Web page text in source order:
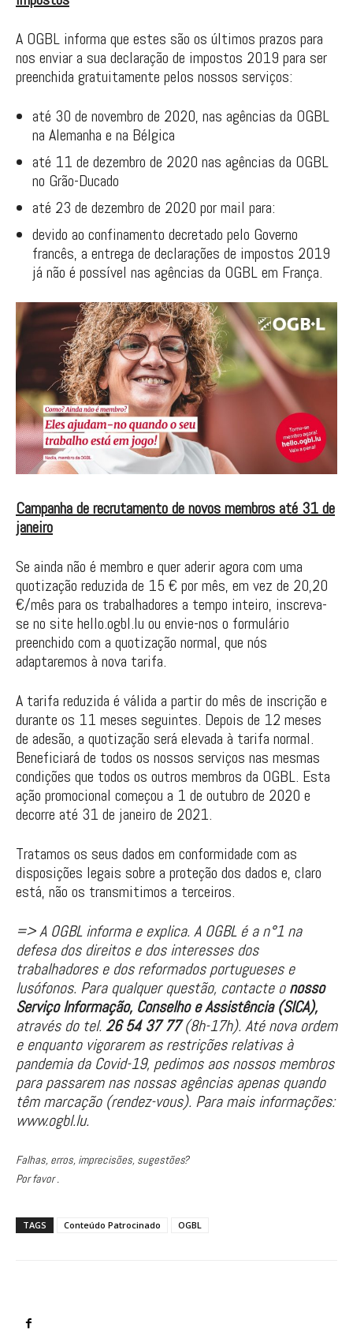
A OGBL informa que estes são os últimos prazos para
nos enviar a sua declaração de impostos 2019 para ser
preenchida gratuitamente pelos nossos serviços:
até 30 de novembro de 2020, nas agências da OGBL
na Alemanha e na Bélgica
até 11 de dezembro de 2020 nas agências da OGBL
no Grão-Ducado
até 23 de dezembro de 2020 por mail para:
devido ao confinamento decretado pelo Governo
francês, a entrega de declarações de impostos 2019
já não é possível nas agências da OGBL em França.
Campanha de recrutamento de novos membros até 31 de
janeiro
Se ainda não é membro e quer aderir agora com uma
quotização reduzida de 15 € por mês, em vez de 20,20
€/mês para os trabalhadores a tempo inteiro, inscreva-
se no site hello.ogbl.lu ou envie-nos o formulário
preenchido com a quotização normal, que nós
adaptaremos à nova tarifa.
A tarifa reduzida é válida a partir do mês de inscrição e
durante os 11 meses seguintes. Depois de 12 meses
de adesão, a quotização será elevada à tarifa normal.
Beneficiará de todos os nossos serviços nas mesmas
condições que todos os outros membros da OGBL. Esta
ação promocional começou a 1 de outubro de 2020 e
decorre até 31 de janeiro de 2021.
Tratamos os seus dados em conformidade com as
disposições legais sobre a proteção dos dados e, claro
está, não os transmitimos a terceiros.
=> A OGBL informa e explica. A OGBL é a n°1 na
defesa dos direitos e dos interesses dos
trabalhadores e dos reformados portugueses e
lusófonos. Para qualquer questão, contacte onosso
Serviço Informação, Conselho e Assistência (SICA),
através do tel.26 54 37 77(8h-17h). Até nova ordem
e enquanto vigorarem as restrições relativas à
pandemia da Covid-19, pedimos aos nossos membros
para passarem nas nossas agências apenas quando
têm marcação (rendez-vous). Para mais informações:
www.ogbl.lu.
Falhas, erros, imprecisões, sugestões?
Por favor .
TAGS Conteúdo Patrocinado OGBL